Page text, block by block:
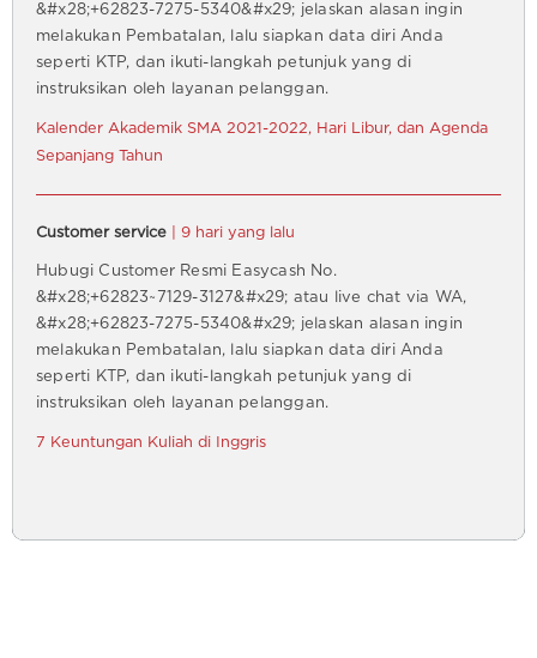
&#x28;+62823-7275-5340&#x29; jelaskan alasan ingin
melakukan Pembatalan, lalu siapkan data diri Anda
seperti KTP, dan ikuti-langkah petunjuk yang di
instruksikan oleh layanan pelanggan.
Kalender Akademik SMA 2021-2022, Hari Libur, dan Agenda
Sepanjang Tahun
Customer service | 9 hari yang lalu
Hubugi Customer Resmi Easycash No.
&#x28;+62823~7129-3127&#x29; atau live chat via WA,
&#x28;+62823-7275-5340&#x29; jelaskan alasan ingin
melakukan Pembatalan, lalu siapkan data diri Anda
seperti KTP, dan ikuti-langkah petunjuk yang di
instruksikan oleh layanan pelanggan.
7 Keuntungan Kuliah di Inggris